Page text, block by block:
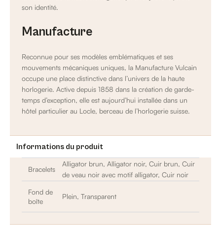
son identité.
Manufacture
Reconnue pour ses modèles emblématiques et ses
mouvements mécaniques uniques, la Manufacture Vulcain
occupe une place distinctive dans l’univers de la haute
horlogerie. Active depuis 1858 dans la création de garde-
temps d’exception, elle est aujourd’hui installée dans un
hôtel particulier au Locle, berceau de l’horlogerie suisse.
Informations du produit
Bracelets
Alligator brun, Alligator noir, Cuir brun, Cuir
de veau noir avec motif alligator, Cuir noir
Fond de
boîte
Plein, Transparent